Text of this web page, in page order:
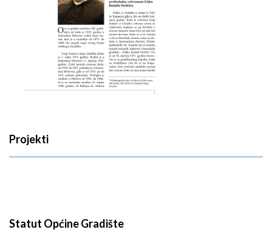
Projekti
Statut Općine Gradište